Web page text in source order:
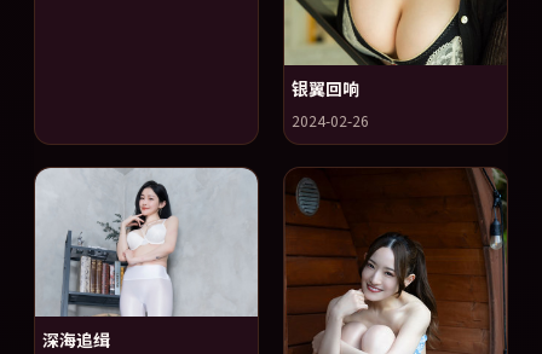
银翼回响
2024-02-26
深海追缉